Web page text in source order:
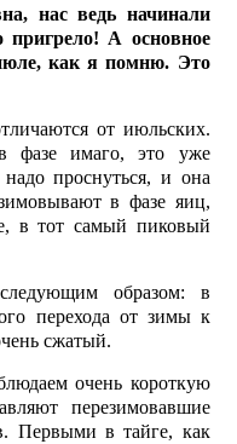
нас ведь начинали
пригрело! А основное
как я помню. Это
от июльских.
фазе имаго, это уже
надо проснуться, и она
в фазе яиц,
в тот самый пиковый
образом: в
перехода от зимы к
сжатый.
очень короткую
перезимовавшие
Первыми в тайге, как